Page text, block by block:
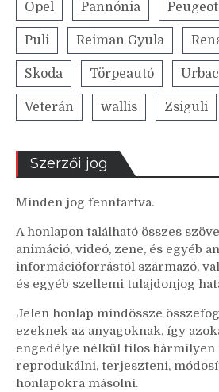
Opel Pannónia Peugeot
Puli Reiman Gyula
Skoda Törpeautó
Veterán wallis Zsiguli
Szerzői jog
Minden jog fenntartva.
A honlapon található összes
animáció, videó, zene, és egyéb
információforrástól származó,
és egyéb szellemi tulajdonjog
Jelen honlap mindössze
ezeknek az anyagoknak, így
engedélye nélkül tilos bármilyen
reprodukálni, terjeszteni,
honlapokra másolni.